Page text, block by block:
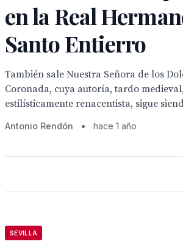
en la Real
Santo Entierro
También sale Nuestra Señora de los
Coronada, cuya autoría, tardo
estilísticamente renacentista, sigue
Antonio Rendón • hace 1 año
SEVILLA